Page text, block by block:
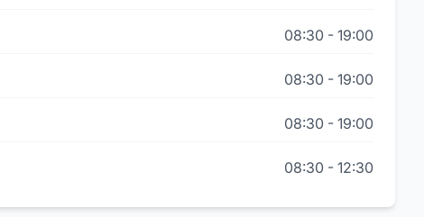
08:30 - 19:00
08:30 - 19:00
08:30 - 19:00
08:30 - 12:30